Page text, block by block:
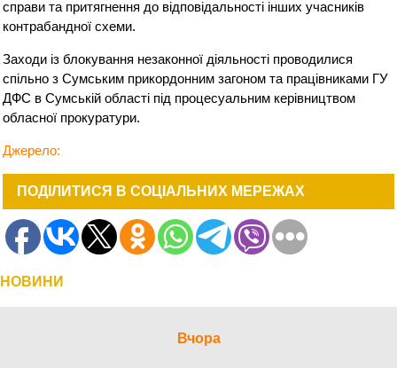
справи та притягнення до відповідальності інших учасників
контрабандної схеми.
Заходи із блокування незаконної діяльності проводилися
спільно з Сумським прикордонним загоном та працівниками ГУ
ДФС в Сумській області під процесуальним керівництвом
обласної прокуратури.
Джерело:
ПОДІЛИТИСЯ В СОЦІАЛЬНИХ МЕРЕЖАХ
НОВИНИ
Вчора